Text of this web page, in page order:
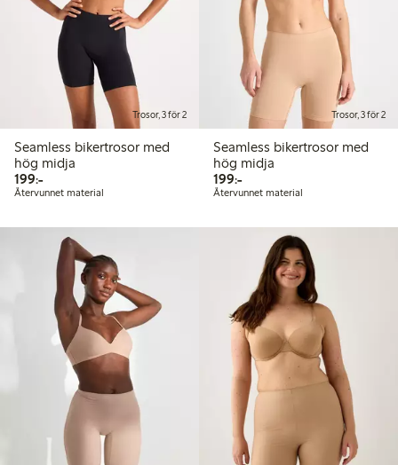
Trosor, 3 för 2
Seamless bikertrosor med
hög midja
199:-199,00 kr
Återvunnet material
Trosor, 3 för 2
Seamless bikertrosor med
hög midja
199:-199,00 kr
Återvunnet material